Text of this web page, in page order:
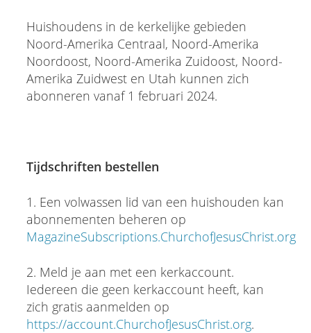
Huishoudens in de kerkelijke gebieden
Noord-Amerika Centraal, Noord-Amerika
Noordoost, Noord-Amerika Zuidoost, Noord-
Amerika Zuidwest en Utah kunnen zich
abonneren vanaf 1 februari 2024.
Tijdschriften bestellen
1. Een volwassen lid van een huishouden kan
abonnementen beheren op
MagazineSubscriptions.ChurchofJesusChrist.org
2. Meld je aan met een kerkaccount.
Iedereen die geen kerkaccount heeft, kan
zich gratis aanmelden op
https://account.ChurchofJesusChrist.org.